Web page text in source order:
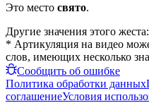
Это место свято.
Другие значения этого жеста:
* Артикуляция на видео
слов, имеющих несколько
Сообщить об ошибке
Политика обработки данных
соглашениеУсловия